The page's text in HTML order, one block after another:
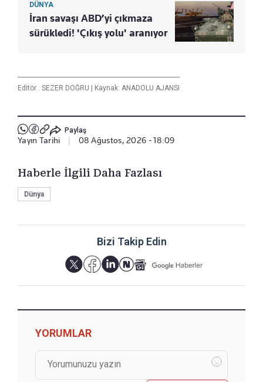
DÜNYA
İran savaşı ABD’yi çıkmaza
sürükledi! 'Çıkış yolu' aranıyor
Editör : SEZER DOĞRU Kaynak: ANADOLU AJANSI
Paylaş
Yayın Tarihi 08 Ağustos, 2026 - 18:09
Haberle İlgili Daha Fazlası
Dünya
Bizi Takip Edin
YORUMLAR